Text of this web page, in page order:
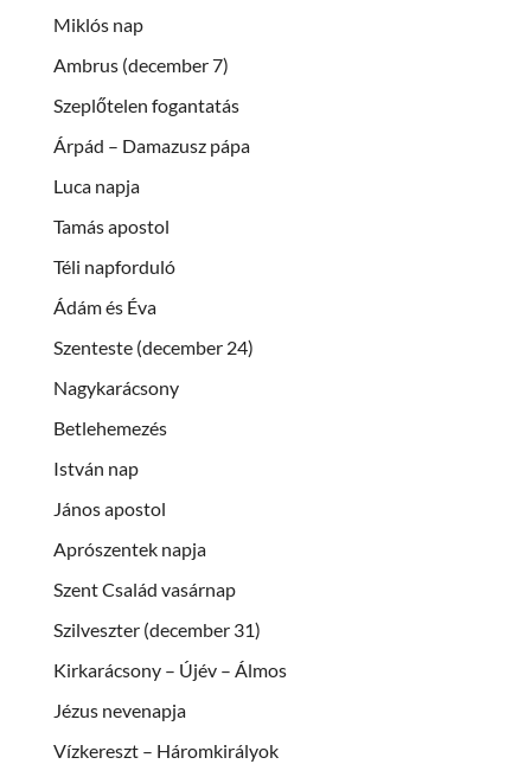
Miklós nap
Ambrus (december 7)
Szeplőtelen fogantatás
Árpád – Damazusz pápa
Luca napja
Tamás apostol
Téli napforduló
Ádám és Éva
Szenteste (december 24)
Nagykarácsony
Betlehemezés
István nap
János apostol
Aprószentek napja
Szent Család vasárnap
Szilveszter (december 31)
Kirkarácsony – Újév – Álmos
Jézus nevenapja
Vízkereszt – Háromkirályok